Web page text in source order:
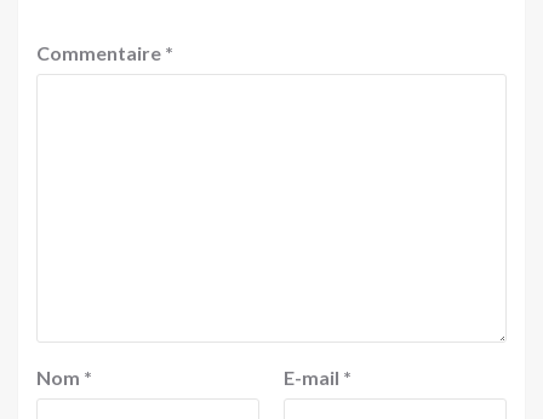
Commentaire *
Nom * E-mail *